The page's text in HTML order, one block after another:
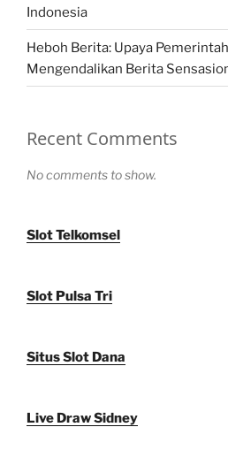
Indonesia
Heboh Berita: Upaya
Mengendalikan Berita
Recent Comments
No comments to show.
Slot Telkomsel
Slot Pulsa Tri
Situs Slot Dana
Live Draw Sidney